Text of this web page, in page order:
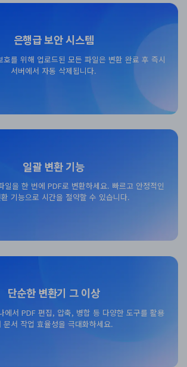
은행급 보안 시스템
호를 위해 업로드된 모든 파일은 변환 완료 후 즉시
서버에서 자동 삭제됩니다.
일괄 변환 기능
일을 한 번에 PDF로 변환하세요. 빠르고 안정적인
기능으로 시간을 절약할 수 있습니다.
단순한 변환기 그 이상
에서 PDF 편집, 압축, 병합 등 다양한 도구를 활용
문서 작업 효율성을 극대화하세요.